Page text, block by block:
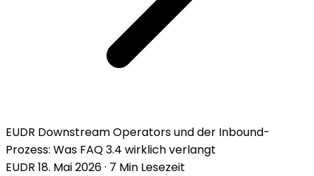
EUDR Downstream Operators und der Inbound-
Prozess: Was FAQ 3.4 wirklich verlangt
EUDR 18. Mai 2026· 7 Min Lesezeit